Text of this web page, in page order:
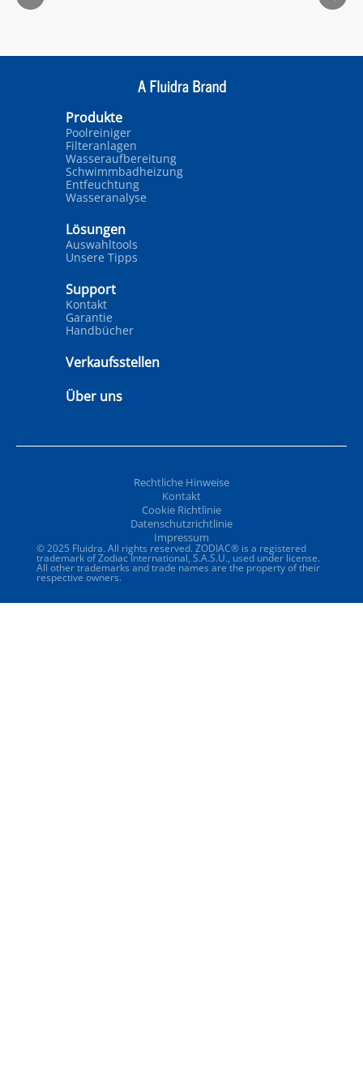
Produkte
Poolreiniger
Filteranlagen
Wasseraufbereitung
Schwimmbadheizung
Entfeuchtung
Wasseranalyse
Lösungen
Auswahltools
Unsere Tipps
Support
Kontakt
Garantie
Handbücher
Verkaufsstellen
Über uns
Rechtliche Hinweise
Kontakt
Cookie Richtlinie
Datenschutzrichtlinie
Impressum
© 2025 Fluidra. All rights reserved. ZODIAC® is a registered
trademark of Zodiac International, S.A.S.U., used under license.
All other trademarks and trade names are the property of their
respective owners.